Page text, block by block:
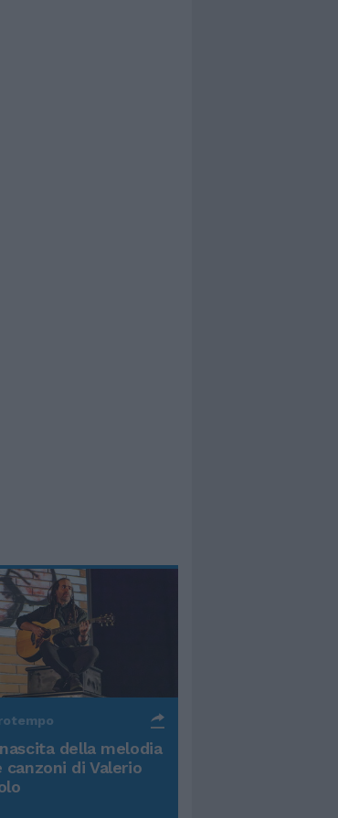
della melodia
canzoni di Valerio